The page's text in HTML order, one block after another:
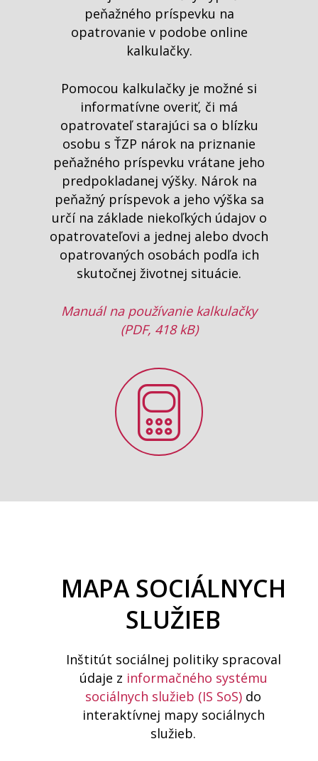
peňažného príspevku na
opatrovanie v podobe online
kalkulačky.
Pomocou kalkulačky je možné si
informatívne overiť, či má
opatrovateľ starajúci sa o blízku
osobu s ŤZP nárok na priznanie
peňažného príspevku vrátane jeho
predpokladanej výšky. Nárok na
peňažný príspevok a jeho výška sa
určí na základe niekoľkých údajov o
opatrovateľovi a jednej alebo dvoch
opatrovaných osobách podľa ich
skutočnej životnej situácie.
Manuál na používanie kalkulačky
(PDF, 418 kB)
MAPA SOCIÁLNYCH
SLUŽIEB
Inštitút sociálnej politiky spracoval
údaje z informačného systému
sociálnych služieb (IS SoS) do
interaktívnej mapy sociálnych
služieb.
Publikácie
Absolventi
Kalkulačka
Mapa sociálnych
služieb
Kariéra
Blog
List